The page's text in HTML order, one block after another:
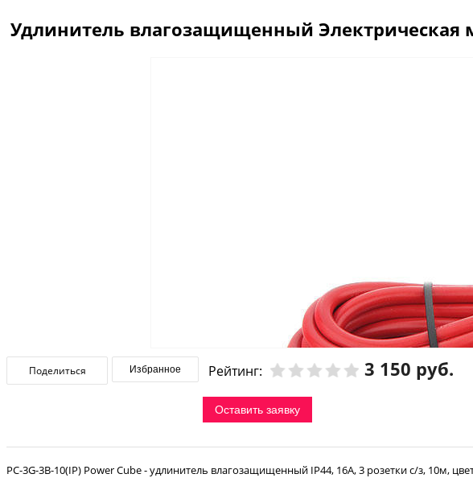
Удлинитель влагозащищенный Электрическая
Поделиться Избранное Рейтинг: 3 150 руб.
Оставить заявку
PC-3G-3B-10(IP) Power Cube - удлинитель влагозащищенный IP44, 16А, 3 розетки с/з, 10м,